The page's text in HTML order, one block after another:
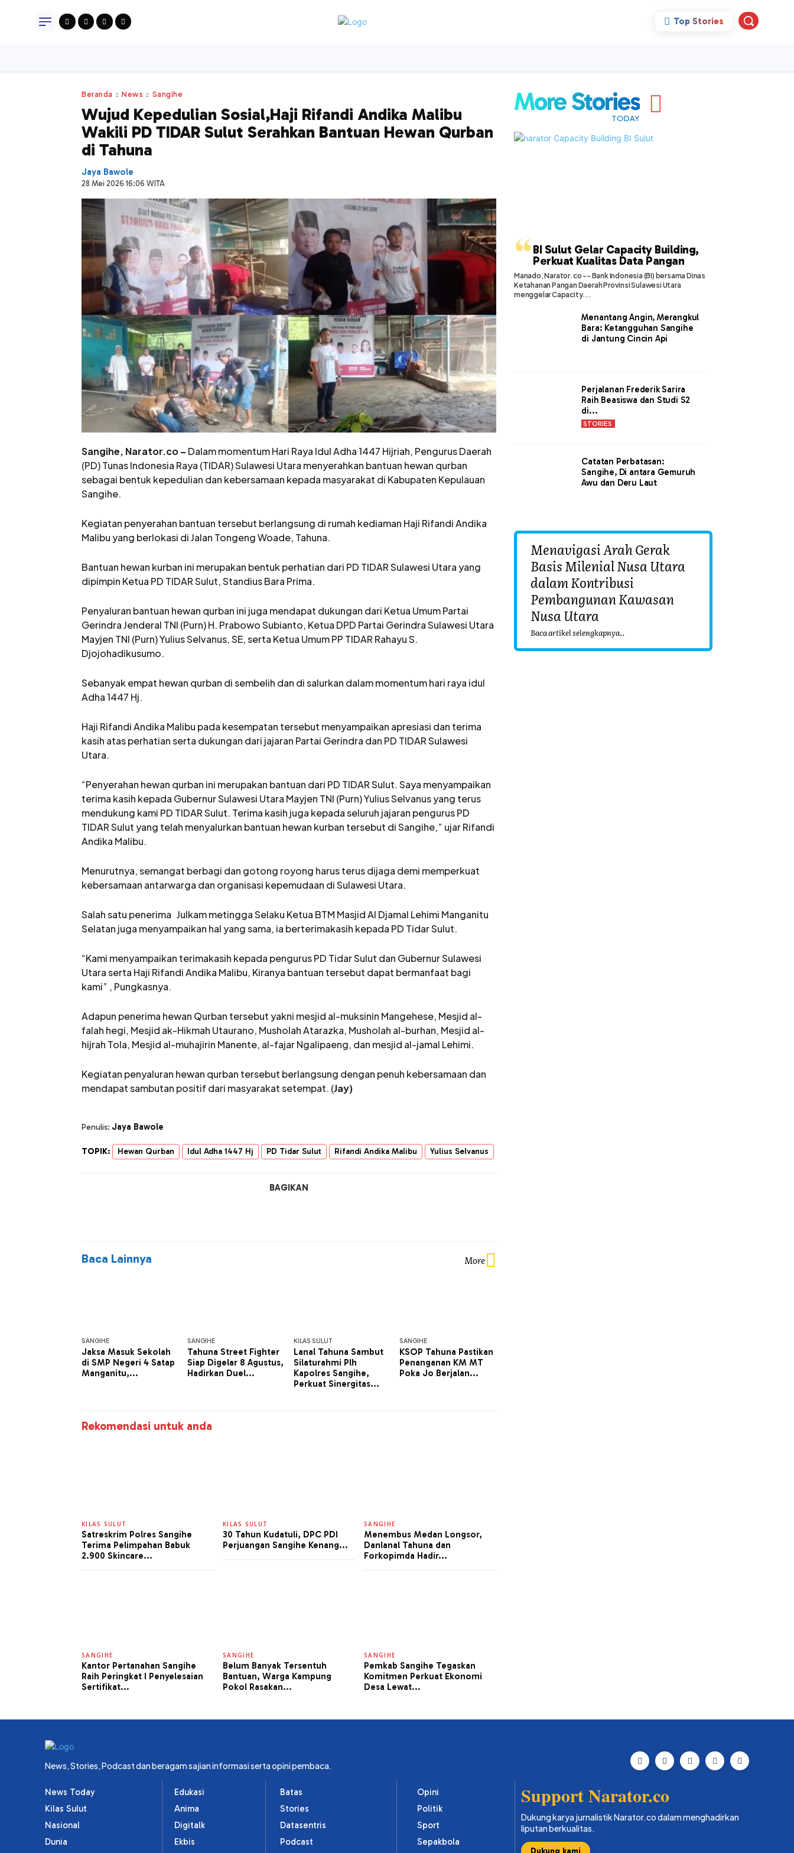
Top Stories
Beranda News Sangihe
Wujud Kepedulian Sosial,Haji Rifandi Andika Malibu
Wakili PD TIDAR Sulut Serahkan Bantuan Hewan Qurban
di Tahuna
Jaya Bawole
28 Mei 2026 16:06 WITA
Sangihe, Narator.co – Dalam momentum Hari Raya Idul Adha 1447 Hijriah, Pengurus Daerah
(PD) Tunas Indonesia Raya (TIDAR) Sulawesi Utara menyerahkan bantuan hewan qurban
sebagai bentuk kepedulian dan kebersamaan kepada masyarakat di Kabupaten Kepulauan
Sangihe.
Kegiatan penyerahan bantuan tersebut berlangsung di rumah kediaman Haji Rifandi Andika
Malibu yang berlokasi di Jalan Tongeng Woade, Tahuna.
Bantuan hewan kurban ini merupakan bentuk perhatian dari PD TIDAR Sulawesi Utara yang
dipimpin Ketua PD TIDAR Sulut, Standius Bara Prima.
Penyaluran bantuan hewan qurban ini juga mendapat dukungan dari Ketua Umum Partai
Gerindra Jenderal TNI (Purn) H. Prabowo Subianto, Ketua DPD Partai Gerindra Sulawesi Utara
Mayjen TNI (Purn) Yulius Selvanus, SE, serta Ketua Umum PP TIDAR Rahayu S.
Djojohadikusumo.
Sebanyak empat hewan qurban di sembelih dan di salurkan dalam momentum hari raya idul
Adha 1447 Hj.
Haji Rifandi Andika Malibu pada kesempatan tersebut menyampaikan apresiasi dan terima
kasih atas perhatian serta dukungan dari jajaran Partai Gerindra dan PD TIDAR Sulawesi
Utara.
“Penyerahan hewan qurban ini merupakan bantuan dari PD TIDAR Sulut. Saya menyampaikan
terima kasih kepada Gubernur Sulawesi Utara Mayjen TNI (Purn) Yulius Selvanus yang terus
mendukung kami PD TIDAR Sulut. Terima kasih juga kepada seluruh jajaran pengurus PD
TIDAR Sulut yang telah menyalurkan bantuan hewan kurban tersebut di Sangihe,” ujar Rifandi
Andika Malibu.
Menurutnya, semangat berbagi dan gotong royong harus terus dijaga demi memperkuat
kebersamaan antarwarga dan organisasi kepemudaan di Sulawesi Utara.
Salah satu penerima Julkam metingga Selaku Ketua BTM Masjid Al Djamal Lehimi Manganitu
Selatan juga menyampaikan hal yang sama, ia berterimakasih kepada PD Tidar Sulut.
“Kami menyampaikan terimakasih kepada pengurus PD Tidar Sulut dan Gubernur Sulawesi
Utara serta Haji Rifandi Andika Malibu, Kiranya bantuan tersebut dapat bermanfaat bagi
kami” , Pungkasnya.
Adapun penerima hewan Qurban tersebut yakni mesjid al-muksinin Mangehese, Mesjid al-
falah hegi, Mesjid ak-Hikmah Utaurano, Musholah Atarazka, Musholah al-burhan, Mesjid al-
hijrah Tola, Mesjid al-muhajirin Manente, al-fajar Ngalipaeng, dan mesjid al-jamal Lehimi.
Kegiatan penyaluran hewan qurban tersebut berlangsung dengan penuh kebersamaan dan
mendapat sambutan positif dari masyarakat setempat. (Jay)
Penulis: Jaya Bawole
TOPIK: Hewan Qurban Idul Adha 1447 Hj PD Tidar Sulut Rifandi Andika Malibu Yulius Selvanus
BAGIKAN
Baca Lainnya More
SANGIHE
Jaksa Masuk Sekolah
di SMP Negeri 4 Satap
Manganitu,...
SANGIHE
Tahuna Street Fighter
Siap Digelar 8 Agustus,
Hadirkan Duel...
KILAS SULUT
Lanal Tahuna Sambut
Silaturahmi Plh
Kapolres Sangihe,
Perkuat Sinergitas...
SANGIHE
KSOP Tahuna Pastikan
Penanganan KM MT
Poka Jo Berjalan...
Rekomendasi untuk anda
KILAS SULUT
Satreskrim Polres Sangihe
Terima Pelimpahan Babuk
2.900 Skincare...
KILAS SULUT
30 Tahun Kudatuli, DPC PDI
Perjuangan Sangihe Kenang...
SANGIHE
Menembus Medan Longsor,
Danlanal Tahuna dan
Forkopimda Hadir...
SANGIHE
Kantor Pertanahan Sangihe
Raih Peringkat I Penyelesaian
Sertifikat...
SANGIHE
Belum Banyak Tersentuh
Bantuan, Warga Kampung
Pokol Rasakan...
SANGIHE
Pemkab Sangihe Tegaskan
Komitmen Perkuat Ekonomi
Desa Lewat...
More Stories
TODAY
“BI Sulut Gelar Capacity Building,
Perkuat Kualitas Data Pangan
Manado, Narator.co -- Bank Indonesia (BI) bersama Dinas
Ketahanan Pangan Daerah Provinsi Sulawesi Utara
menggelar Capacity...
Menantang Angin, Merangkul
Bara: Ketangguhan Sangihe
di Jantung Cincin Api
Perjalanan Frederik Sarira
Raih Beasiswa dan Studi S2
di...
STORIES
Catatan Perbatasan:
Sangihe, Di antara Gemuruh
Awu dan Deru Laut
Menavigasi Arah Gerak
Basis Milenial Nusa Utara
dalam Kontribusi
Pembangunan Kawasan
Nusa Utara
Baca artikel selengkapnya..
News, Stories, Podcast dan beragam sajian informasi serta opini pembaca.
News Today
Kilas Sulut
Nasional
Dunia
Edukasi
Anima
Digitalk
Ekbis
Batas
Stories
Datasentris
Podcast
Opini
Politik
Sport
Sepakbola
Support Narator.co
Dukung karya jurnalistik Narator.co dalam menghadirkan
liputan berkualitas.